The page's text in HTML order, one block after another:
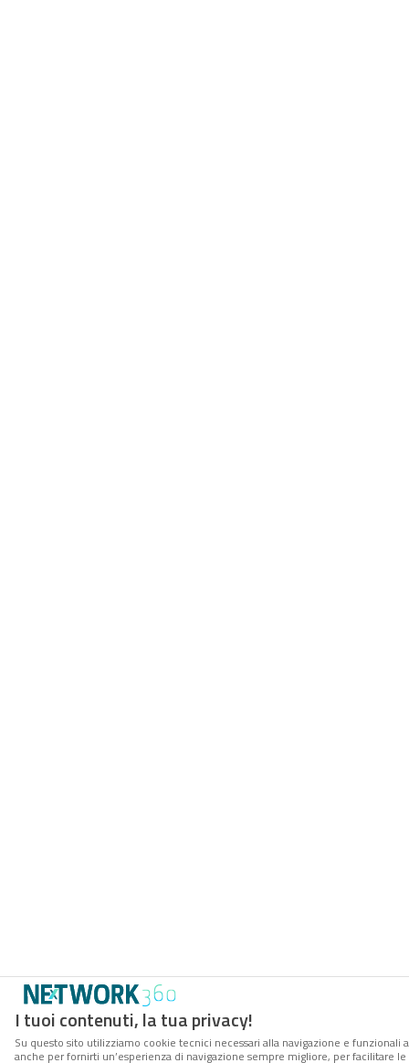
I tuoi contenuti, la tua privacy!
Su questo sito utilizziamo cookie tecnici necessari alla navigazione e funzionali
anche per fornirti un’esperienza di navigazione sempre migliore, per facilitare